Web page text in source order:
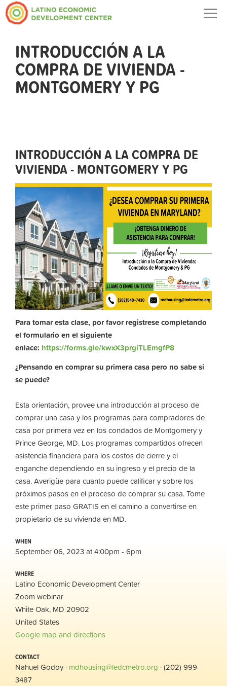
INTRODUCCIÓN A LA
COMPRA DE VIVIENDA -
MONTGOMERY Y PG
INTRODUCCIÓN A LA COMPRA DE
VIVIENDA - MONTGOMERY Y PG
Para tomar esta clase, por favor registrese completando
el formulario en el siguiente
enlace: https://forms.gle/kwxX3prgiTLEmgfP8
¿Pensando en comprar su primera casa pero no sabe si
se puede?
Esta orientación, provee una introducción al proceso de
comprar una casa y los programas para compradores de
casa por primera vez en los condados de Montgomery y
Prince George, MD. Los programas compartidos ofrecen
asistencia financiera para los costos de cierre y el
enganche dependiendo en su ingreso y el precio de la
casa. Averigüe para cuanto puede calificar y sobre los
próximos pasos en el proceso de comprar su casa. Tome
este primer paso GRATIS en el camino a convertirse en
propietario de su vivienda en MD.
WHEN
September 06, 2023 at 4:00pm - 6pm
WHERE
Latino Economic Development Center
Zoom webinar
White Oak, MD 20902
United States
Google map and directions
CONTACT
Nahuel Godoy · mdhousing@ledcmetro.org · (202) 999-
3487